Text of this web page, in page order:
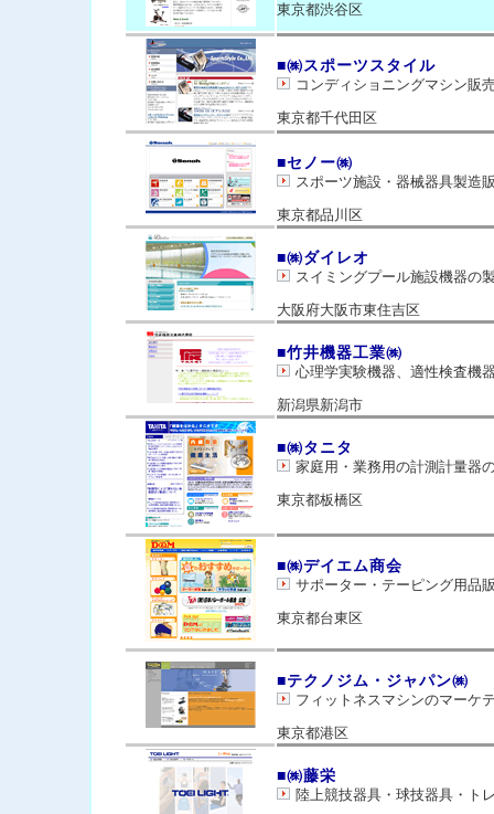
東京都渋谷区
■㈱スポーツスタイル
コンディショニングマシン
東京都千代田区
■セノー㈱
スポーツ施設・器械器具
東京都品川区
■㈱ダイレオ
スイミングプール施設機器の
大阪府大阪市東住吉区
■竹井機器工業㈱
心理学実験機器、適性検査機
新潟県新潟市
■㈱タニタ
家庭用・業務用の計測計量器
東京都板橋区
■㈱デイエム商会
サポーター・テーピング用品
東京都台東区
■テクノジム・ジャパン㈱
フィットネスマシンのマーケ
東京都港区
■㈱藤栄
陸上競技器具・球技器具・ト